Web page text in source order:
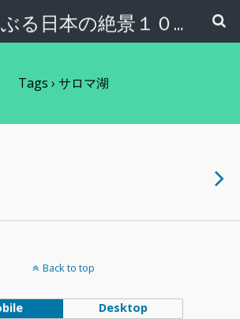
心揺さぶる日本の絶景１００選
Tags › サロマ湖
Back to top
Desktop